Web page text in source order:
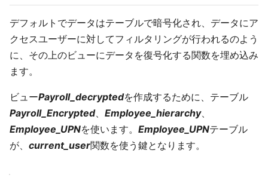
デフォルトでデータはテーブルで暗号化され、データにア
クセスユーザーに対してフィルタリングが行われるのよう
に、その上のビューにデータを復号化する関数を埋め込み
ます。
ビューPayroll_decryptedを作成するために、テーブル
Payroll_Encrypted、 Employee_hierarchy、
Employee_UPNを使います。 Employee_UPNテーブル
が、 current_user関数を使う鍵となります。